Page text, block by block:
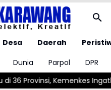
Desa Daerah
Dunia Parpol
DPR
Lanjutan Periode Juli